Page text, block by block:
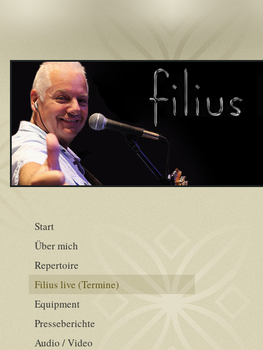
Start
Über mich
Repertoire
Filius live (Termine)
Equipment
Presseberichte
Audio / Video